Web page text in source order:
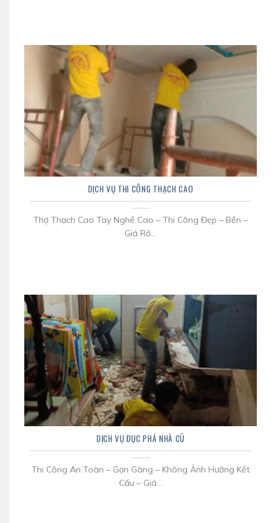
DỊCH VỤ THI CÔNG THẠCH CAO
Thợ Thạch Cao Tay Nghề Cao – Thi Công Đẹp – Bền –
Giá Rõ...
DỊCH VỤ ĐỤC PHÁ NHÀ CŨ
Thi Công An Toàn – Gọn Gàng – Không Ảnh Hưởng Kết
Cấu – Giá...